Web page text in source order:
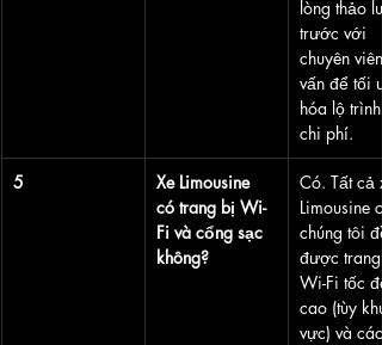
lòng thảo
trước với
chuyên
vấn để tối
hóa lộ trình
chi phí.
5
Xe Limousine
có trang bị Wi-
Fi và cổng sạc
không?
Có. Tất cả
Limousine
chúng tôi
được trang
Wi-Fi tốc độ
cao (tùy khu
vực) và các